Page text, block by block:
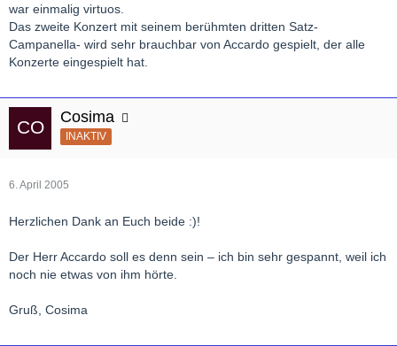
war einmalig virtuos.
Das zweite Konzert mit seinem berühmten dritten Satz-
Campanella- wird sehr brauchbar von Accardo gespielt, der alle
Konzerte eingespielt hat.
Cosima
INAKTIV
6. April 2005
Herzlichen Dank an Euch beide :)!
Der Herr Accardo soll es denn sein – ich bin sehr gespannt, weil ich
noch nie etwas von ihm hörte.
Gruß, Cosima